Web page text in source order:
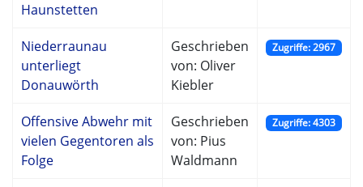
Haunstetten
Niederraunau
unterliegt
Donauwörth
Geschrieben
von: Oliver
Kiebler
Zugriffe: 2967
Offensive Abwehr mit
vielen Gegentoren als
Folge
Geschrieben
von: Pius
Waldmann
Zugriffe: 4303